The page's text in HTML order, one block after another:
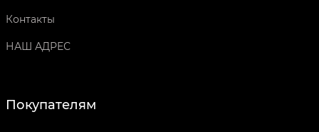
Контакты
НАШ АДРЕС
Покупателям